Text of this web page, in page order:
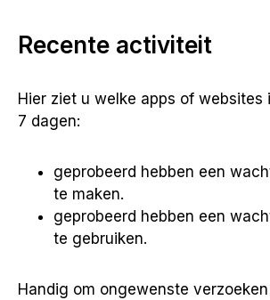
Recente activiteit
Hier ziet u welke apps of websites
7 dagen:
geprobeerd hebben een
te maken.
geprobeerd hebben een
te gebruiken.
Handig om ongewenste